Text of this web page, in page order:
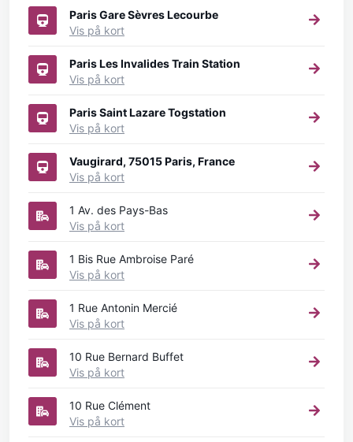
Paris Gare Sèvres Lecourbe
Vis på kort
Paris Les Invalides Train Station
Vis på kort
Paris Saint Lazare Togstation
Vis på kort
Vaugirard, 75015 Paris, France
Vis på kort
1 Av. des Pays-Bas
Vis på kort
1 Bis Rue Ambroise Paré
Vis på kort
1 Rue Antonin Mercié
Vis på kort
10 Rue Bernard Buffet
Vis på kort
10 Rue Clément
Vis på kort